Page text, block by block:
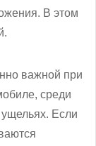
В этом
важной при
среди
ущельях. Если